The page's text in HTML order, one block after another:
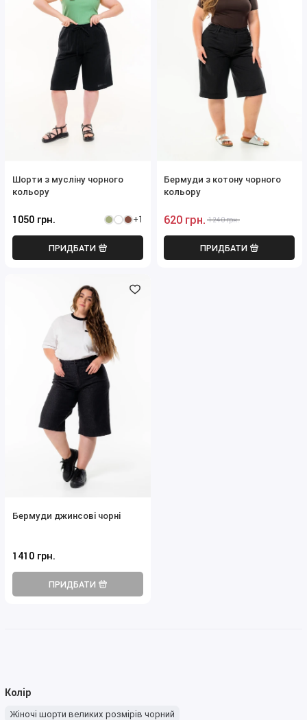
Шорти з мусліну чорного
кольору
1050 грн. +1
ПРИДБАТИ
Бермуди з котону чорного
кольору
620 грн. 1240 грн.
ПРИДБАТИ
Бермуди джинсові чорні
1410 грн.
ПРИДБАТИ
Колір
Жіночі шорти великих розмірів чорний